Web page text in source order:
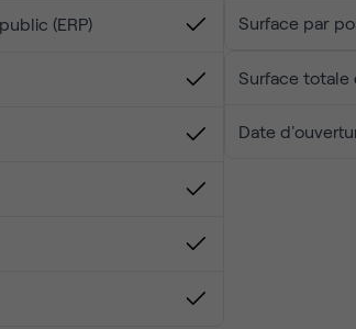
(ERP) Surface par
Surface totale
Date